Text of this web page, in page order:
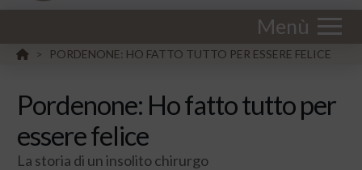
Menù
HOME
> PORDENONE: HO FATTO TUTTO PER ESSERE FELICE
Pordenone: Ho fatto tutto per
essere felice
La storia di un insolito chirurgo